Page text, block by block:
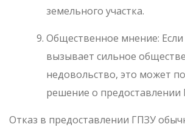
земельного участка.
Общественное мнение: Если
вызывает сильное
недовольство, это может
решение о предоставлении
Отказ в предоставлении ГПЗУ